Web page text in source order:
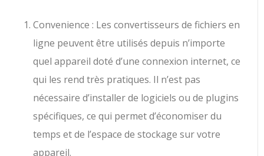
Convenience : Les convertisseurs de fichiers en
ligne peuvent être utilisés depuis n’importe
quel appareil doté d’une connexion internet, ce
qui les rend très pratiques. Il n’est pas
nécessaire d’installer de logiciels ou de plugins
spécifiques, ce qui permet d’économiser du
temps et de l’espace de stockage sur votre
appareil.